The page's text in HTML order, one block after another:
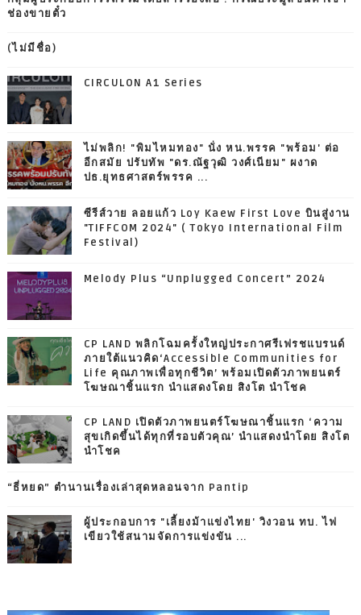
ช่องขายตั๋ว
(ไม่มีชื่อ)
CIRCULON A1 Series
ไม่พลิก! "พิมไหมทอง" นั่ง หน.พรรค "พร้อม' ต่อ
อีกสมัย ปรับทัพ "ดร.ณัฐวุฒิ วงศ์เนียม" ผงาด
ปธ.ยุทธศาสตร์พรรค ...
ซีรีส์วาย ลอยแก้ว Loy Kaew First Love บินสู่งาน
"TIFFCOM 2024" ( Tokyo International Film
Festival)
Melody Plus “Unplugged Concert” 2024
CP LAND พลิกโฉมครั้งใหญ่ประกาศรีเฟรชแบรนด์
ภายใต้แนวคิด‘Accessible Communities for
Life คุณภาพเพื่อทุกชีวิต’ พร้อมเปิดตัวภาพยนตร์
โฆษณาชิ้นแรก นำแสดงโดย สิงโต นำโชค
CP LAND เปิดตัวภาพยนตร์โฆษณาชิ้นแรก ‘ความ
สุขเกิดขึ้นได้ทุกที่รอบตัวคุณ’ นำแสดงนำโดย สิงโต
นำโชค
“ธี่หยด” ตำนานเรื่องเล่าสุดหลอนจาก Pantip
ผู้ประกอบการ "เลี้ยงม้าแข่งไทย' วิงวอน ทบ. ไฟ
เขียวใช้สนามจัดการแข่งขัน ...